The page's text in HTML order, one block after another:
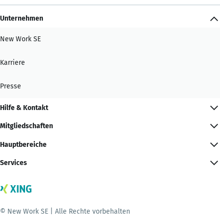
Unternehmen
New Work SE
Karriere
Presse
Hilfe & Kontakt
Mitgliedschaften
Hauptbereiche
Services
© New Work SE | Alle Rechte vorbehalten